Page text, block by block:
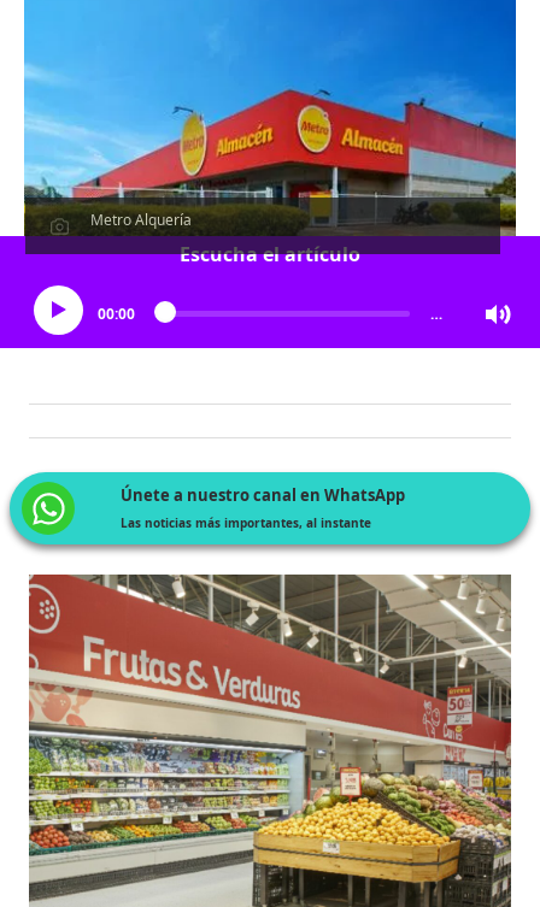
Metro Alquería
Escucha el artículo
00:00 …
Únete a nuestro canal en WhatsApp
Las noticias más importantes, al instante